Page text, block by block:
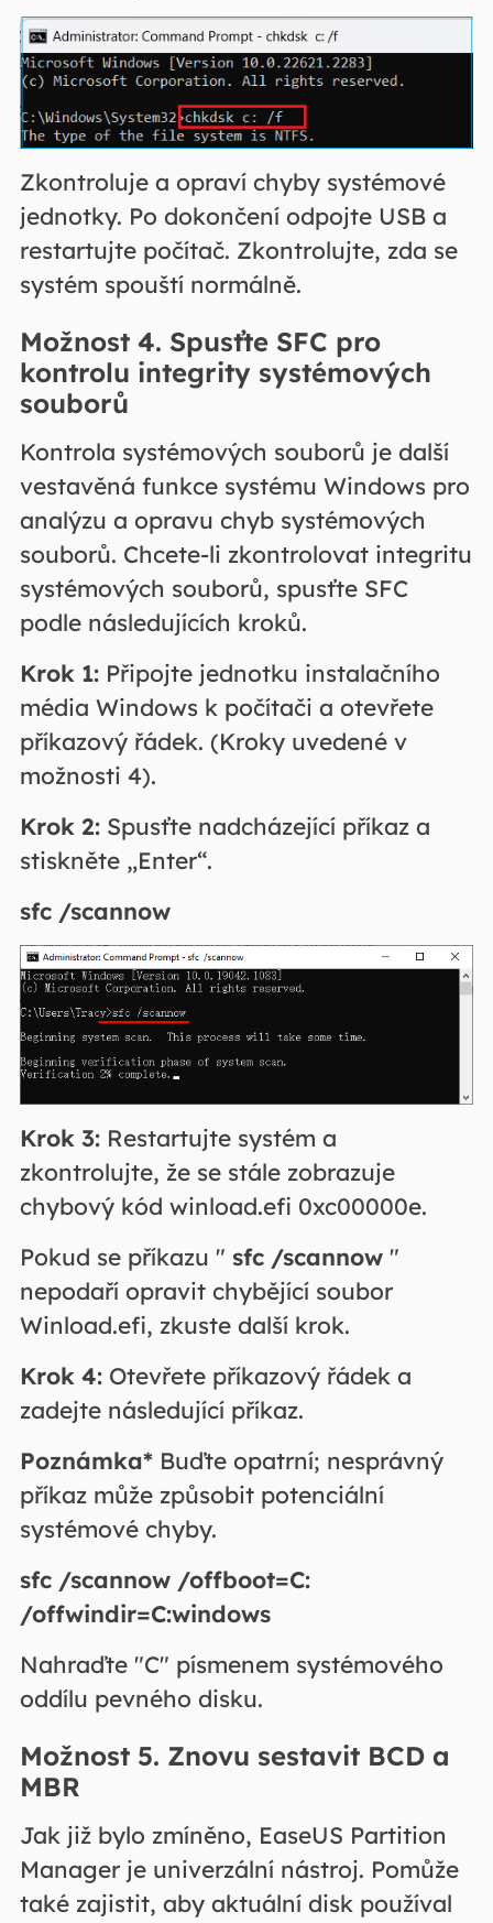
Zkontroluje a opraví chyby systémové
jednotky. Po dokončení odpojte USB a
restartujte počítač. Zkontrolujte, zda se
systém spouští normálně.
Možnost 4. Spusťte SFC pro
kontrolu integrity systémových
souborů
Kontrola systémových souborů je další
vestavěná funkce systému Windows pro
analýzu a opravu chyb systémových
souborů. Chcete-li zkontrolovat integritu
systémových souborů, spusťte SFC
podle následujících kroků.
Krok 1:Připojte jednotku instalačního
média Windows k počítači a otevřete
příkazový řádek. (Kroky uvedené v
možnosti 4).
Krok 2:Spusťte nadcházející příkaz a
stiskněte „Enter“.
sfc /scannow
Krok 3:Restartujte systém a
zkontrolujte, že se stále zobrazuje
chybový kód winload.efi 0xc00000e.
Pokud se příkazu " sfc /scannow"
nepodaří opravit chybějící soubor
Winload.efi, zkuste další krok.
Krok 4:Otevřete příkazový řádek a
zadejte následující příkaz.
Poznámka*Buďte opatrní; nesprávný
příkaz může způsobit potenciální
systémové chyby.
sfc /scannow /offboot=C:
/offwindir=C:windows
Nahraďte "C" písmenem systémového
oddílu pevného disku.
Možnost 5. Znovu sestavit BCD a
MBR
Jak již bylo zmíněno, EaseUS Partition
Manager je univerzální nástroj. Pomůže
také zajistit, aby aktuální disk používal